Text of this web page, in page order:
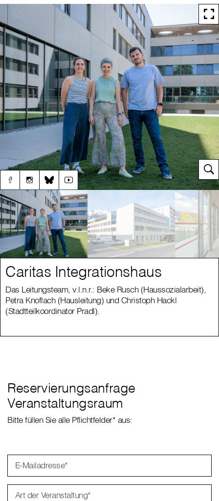
Caritas Integrationshaus
Das Leitungsteam, v.l.n.r.: Beke Rusch (Haussozialarbeit),
Petra Knoflach (Hausleitung) und Christoph Hackl
(Stadtteilkoordinator Pradl).
Reservierungsanfrage
Veranstaltungsraum
Bitte füllen Sie alle Pflichtfelder* aus:
E-Mailadresse*
Art der Veranstaltung*